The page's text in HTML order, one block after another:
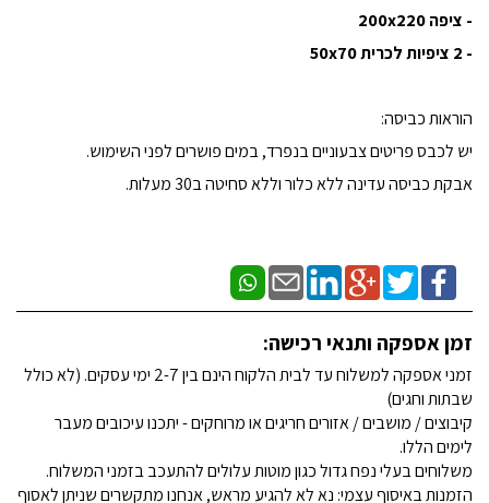
- ציפה 200x220
- 2 ציפיות לכרית 50x70
הוראות כביסה:
יש לכבס פריטים צבעוניים בנפרד, במים פושרים לפני השימוש.
אבקת כביסה עדינה ללא כלור וללא סחיטה ב30 מעלות.
זמן אספקה ותנאי רכישה:
זמני אספקה למשלוח עד לבית הלקוח הינם בין 2-7 ימי עסקים. (לא כולל
שבתות וחגים)
קיבוצים / מושבים / אזורים חריגים או מרוחקים - יתכנו עיכובים מעבר
לימים הללו.
משלוחים בעלי נפח גדול כגון מוטות עלולים להתעכב בזמני המשלוח.
הזמנות באיסוף עצמי: נא לא להגיע מראש, אנחנו מתקשרים שניתן לאסוף